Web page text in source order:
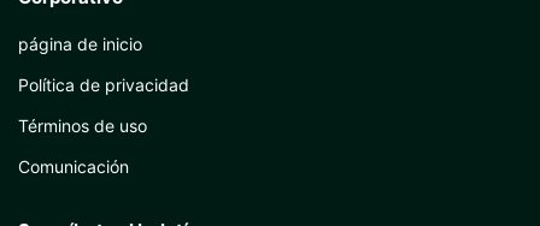
página de inicio
Política de privacidad
Términos de uso
Comunicación